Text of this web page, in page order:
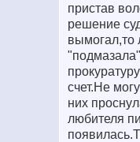
пристав
решение
вымогал,то
счет.Не
них
любителя